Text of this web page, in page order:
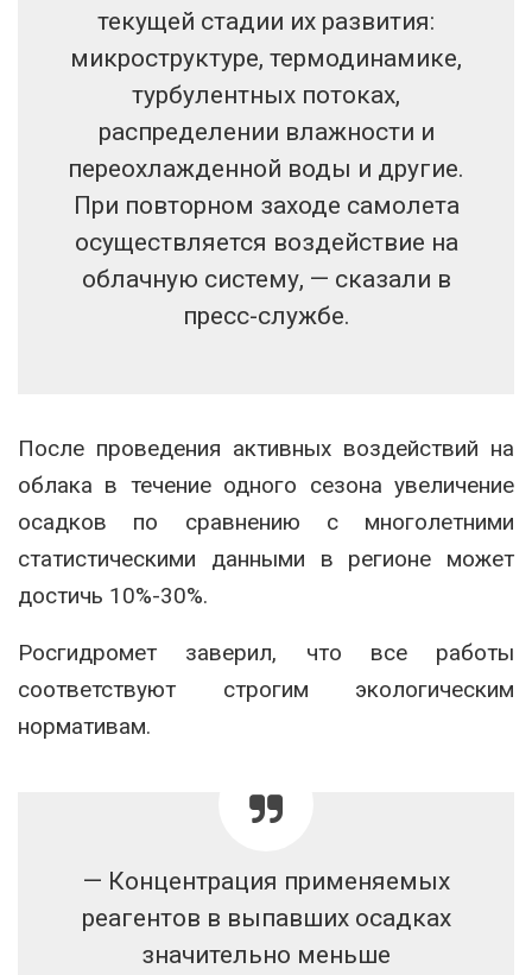
текущей стадии их развития:
микроструктуре, термодинамике,
турбулентных потоках,
распределении влажности и
переохлажденной воды и другие.
При повторном заходе самолета
осуществляется воздействие на
облачную систему, — сказали в
пресс-службе.
После проведения активных воздействий на
облака в течение одного сезона увеличение
осадков по сравнению с многолетними
статистическими данными в регионе может
достичь 10%-30%.
Росгидромет заверил, что все работы
соответствуют строгим экологическим
нормативам.
— Концентрация применяемых
реагентов в выпавших осадках
значительно меньше